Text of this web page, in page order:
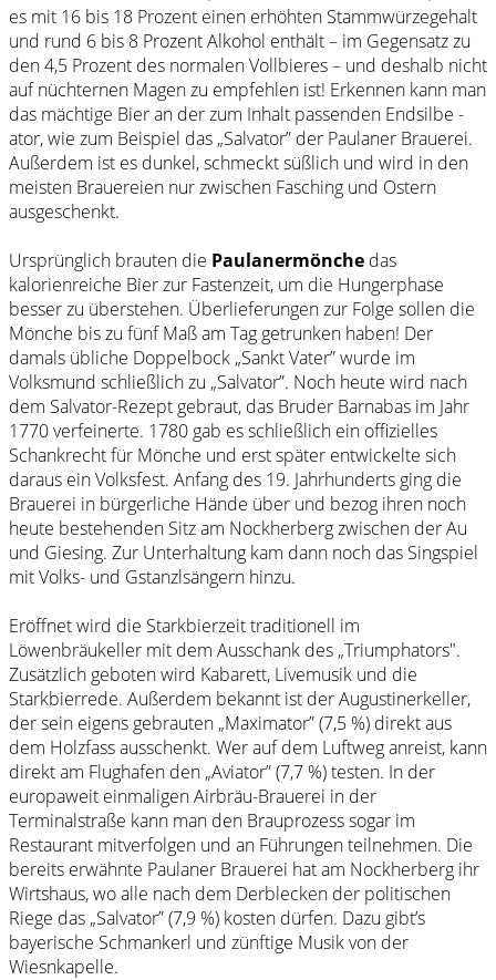
es mit 16 bis 18 Prozent einen erhöhten Stammwürzegehalt
und rund 6 bis 8 Prozent Alkohol enthält – im Gegensatz zu
den 4,5 Prozent des normalen Vollbieres – und deshalb nicht
auf nüchternen Magen zu empfehlen ist! Erkennen kann man
das mächtige Bier an der zum Inhalt passenden Endsilbe -
ator, wie zum Beispiel das „Salvator” der Paulaner Brauerei.
Außerdem ist es dunkel, schmeckt süßlich und wird in den
meisten Brauereien nur zwischen Fasching und Ostern
ausgeschenkt.
Ursprünglich brauten die Paulanermönche das
kalorienreiche Bier zur Fastenzeit, um die Hungerphase
besser zu überstehen. Überlieferungen zur Folge sollen die
Mönche bis zu fünf Maß am Tag getrunken haben! Der
damals übliche Doppelbock „Sankt Vater” wurde im
Volksmund schließlich zu „Salvator”. Noch heute wird nach
dem Salvator-Rezept gebraut, das Bruder Barnabas im Jahr
1770 verfeinerte. 1780 gab es schließlich ein offizielles
Schankrecht für Mönche und erst später entwickelte sich
daraus ein Volksfest. Anfang des 19. Jahrhunderts ging die
Brauerei in bürgerliche Hände über und bezog ihren noch
heute bestehenden Sitz am Nockherberg zwischen der Au
und Giesing. Zur Unterhaltung kam dann noch das Singspiel
mit Volks- und Gstanzlsängern hinzu.
Eröffnet wird die Starkbierzeit traditionell im
Löwenbräukeller mit dem Ausschank des „Triumphators".
Zusätzlich geboten wird Kabarett, Livemusik und die
Starkbierrede. Außerdem bekannt ist der Augustinerkeller,
der sein eigens gebrauten „Maximator” (7,5 %) direkt aus
dem Holzfass ausschenkt. Wer auf dem Luftweg anreist, kann
direkt am Flughafen den „Aviator” (7,7 %) testen. In der
europaweit einmaligen Airbräu-Brauerei in der
Terminalstraße kann man den Brauprozess sogar im
Restaurant mitverfolgen und an Führungen teilnehmen. Die
bereits erwähnte Paulaner Brauerei hat am Nockherberg ihr
Wirtshaus, wo alle nach dem Derblecken der politischen
Riege das „Salvator” (7,9 %) kosten dürfen. Dazu gibt’s
bayerische Schmankerl und zünftige Musik von der
Wiesnkapelle.